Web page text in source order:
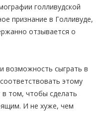
голливудской
признание в Голливуде,
отзывается о
возможность сыграть в
этому
том, чтобы сделать
И не хуже, чем